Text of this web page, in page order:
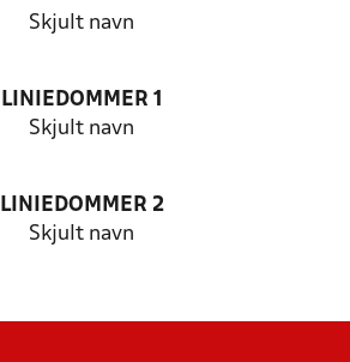
Skjult navn
LINIEDOMMER 1
Skjult navn
LINIEDOMMER 2
Skjult navn